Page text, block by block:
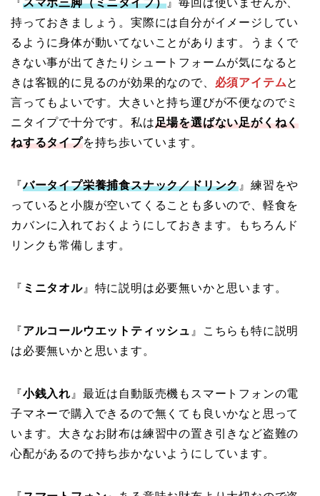
『スマホ三脚（ミニタイプ）』毎回は使いませんが、
持っておきましょう。実際には自分がイメージしてい
るように身体が動いてないことがあります。うまくで
きない事が出てきたりシュートフォームが気になると
きは客観的に見るのが効果的なので、 必須アイテムと
言ってもよいです。大きいと持ち運びが不便なのでミ
ニタイプで十分です。私は足場を選ばない足がくねく
ねするタイプを持ち歩いています。
『バータイプ栄養捕食スナック／ドリンク』練習をや
っていると小腹が空いてくることも多いので、軽食を
カバンに入れておくようにしておきます。もちろんド
リンクも常備します。
『 ミニタオル』特に説明は必要無いかと思います。
『アルコールウエットティッシュ 』こちらも特に説明
は必要無いかと思います。
『小銭入れ』最近は自動販売機もスマートフォンの電
子マネーで購入できるので無くても良いかなと思って
います。大きなお財布は練習中の置き引きなど盗難の
心配があるので持ち歩かないようにしています。